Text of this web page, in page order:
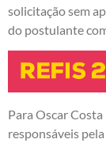
solicitação sem
do postulante
Para Oscar
responsáveis